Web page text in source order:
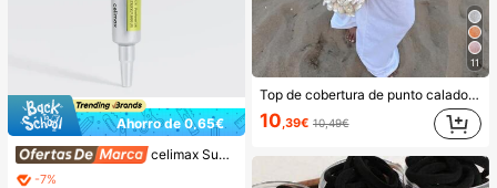
Ahorro de 0,65€
celimax Sueros y tratamiento facial
-7%
11
Top de cobertura de punto calado de color liso, ligero y brillante, estilo casual y sexy para mujer, con mangas de murciélago, dobladillo asimétrico y estilo capa, para vacaciones de verano en la playa, festival de música, vacaciones en el campo, citas casuales en la calle y ropa de resort
10,39€ 10,49€